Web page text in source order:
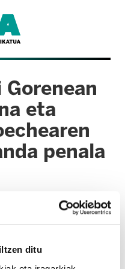
ditu
eta
penala
da biek